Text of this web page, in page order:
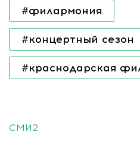
#филармония
#концертный сезон
#краснодарская
СМИ2